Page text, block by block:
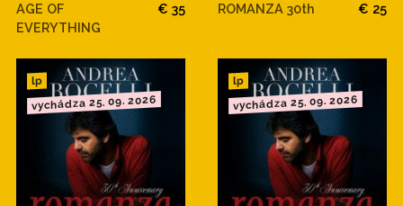
AGE OF
EVERYTHING
€ 35 ROMANZA 30th € 25
lp
vychádza 25. 09. 2026
lp
vychádza 25. 09. 2026